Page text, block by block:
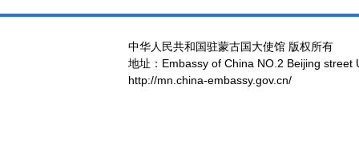
中华人民共和国驻蒙古国大使馆 版权所有
地址：Embassy of China NO.2 Beijing street
http://mn.china-embassy.gov.cn/